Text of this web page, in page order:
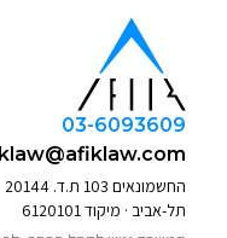
03-6093609
החשמונאים 103 ת.ד. 20144
תל-אביב · מיקוד 6120101